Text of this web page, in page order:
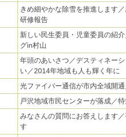
きめ細やかな除雪を推進します
研修報告
新しい民生委員・児童委員の紹
グin村山
年頭のあいさつ／デスティネー
い／2014年地域も人も輝く年に
光ファイバー通信が市内全域開
戸沢地域市民センターが落成／
みなさんの質問にお答えします
す